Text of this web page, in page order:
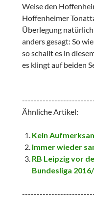
Weise den
Hoffenheimer
Überlegung
anders gesagt: So
so schallt es in
es klingt auf beiden
Ähnliche Artikel:
Kein
Immer wieder
RB Leipzig vor
Bundesliga